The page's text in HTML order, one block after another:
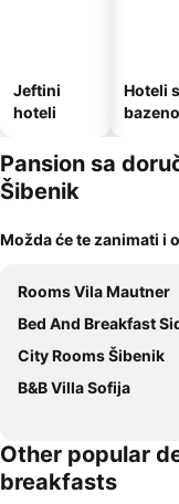
Jeftini
hoteli
Hoteli
Pansion sa
Šibenik
Možda će te zanimati i
Rooms Vila Mautner
Bed And Breakfast
City Rooms Šibenik
B&B Villa Sofija
Other popular
breakfasts